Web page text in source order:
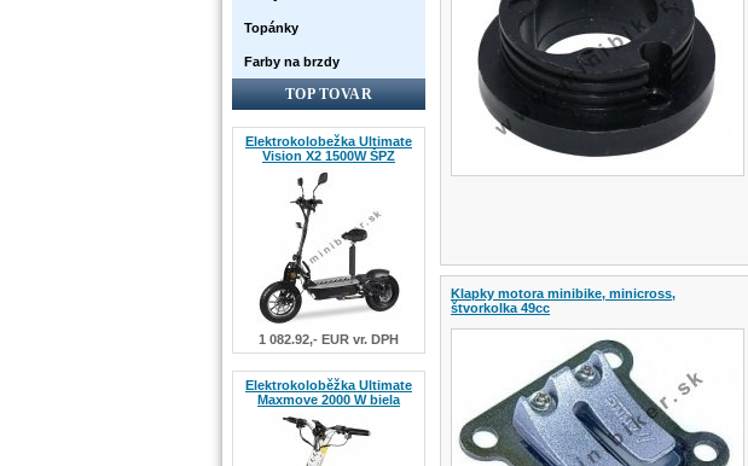
Topánky
Farby na brzdy
TOP TOVAR
Elektrokolobežka Ultimate
Vision X2 1500W ŠPZ
1 082.92,- EUR vr. DPH
Elektrokoloběžka Ultimate
Maxmove 2000 W biela
Klapky motora minibike, minicross,
štvorkolka 49cc